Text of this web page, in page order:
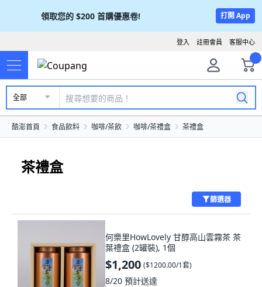
領取您的 $200 首購優惠卷! 打開 App
客服中心
註冊會員
登入
全部
酷澎首頁 食品飲料 咖啡/茶飲 咖啡/茶禮盒 茶禮盒
茶禮盒
篩選器
何樂里HowLovely 甘醇高山雲霧茶 茶
葉禮盒 (2罐裝), 1個
$1,200 ($1200.00/1套)
8/20 預計送達